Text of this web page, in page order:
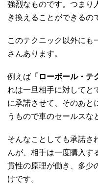
強烈なものです。つまり
き換えることができるの
このテクニック以外にも
さんあります。
例えば 「ローボール・テ
れは一旦相手に対してと
に承諾させて、そのあと
うもので車のセールスな
そんなことしても承諾さ
んが、相手は一度購入す
貫性の原理が働き、多少
けです。